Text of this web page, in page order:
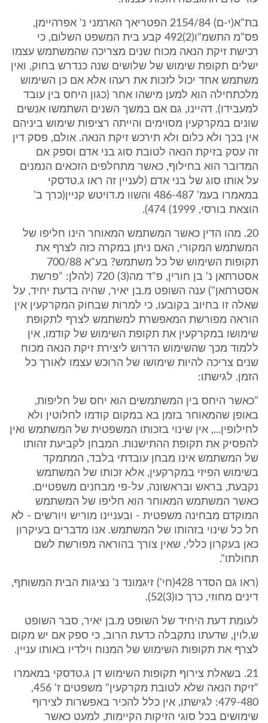
בת"א(י-ם) 2154/84 הפטריאך הארמני נ' אפרהיימן,
פס"מ התשמ"ו(2)492 קבע בית המשפט השלום, כי
רכישת זיקת הנאה מכוח שנים מצריכה שהמשתמש עצמו
ישלים תקופת שימוש של שלושים שנה כנדרש בחוק, ואין
משתמש אחד יכול לזכות את רעהו אלא אם כן השימוש
מלכתחילה הוא למען מישהו אחר (כגון היחס בין עובד
למעבידו). דהיינו, גם אם במשך השנים השתמשו אנשים
שונים במקרקעין מסוימים והייתה רציפות שימוש ביניהם
אין בכך ולא כלום ולא תירכש זיקת הנאה. אולם, פסק דין
זה עסק בזיקת הנאה לטובת סוג בני אדם וספק אם
המדובר הוא בחילוף, כאשר מתחלפים הזכאים הנמנים
על אותו סוג של בני אדם (לעניין זה ראו ג.טדסקי
במאמרו בעמ' 486-487 והשוו מ.דויטש קניין(כרך ב'
הוצאת בורסי, 1999) 474).
20. מהו הדין כאשר המשתמש המאוחר הינו חליפו של
המשתמש המקורי, האם ניתן במקרה כזה לצרף את
תקופות השימוש של כל משתמש? בע"א 700/88
אסטרחאן נ' בן חורין, פ"ד מה(3) 720 (להלן: "פרשת
אסטרחאן") ענה השופט מ.בן יאיר, שהיה בדעת יחיד, על
שאלה זו בחיוב בקובעו, כי למרות שבחוק המקרקעין אין
הוראה מפורשת המאפשרת למשתמש לצרף לתקופת
שימושו במקרקעין את תקופת השימוש של קודמו, אין
ללמוד מכך שהשימוש הדרוש ליצירת זיקת הנאה מכוח
שנים צריכה להיות שימושו של הרוכש עצמו לאורך כל
הזמן. לגישתו:
"כאשר היחס בין המשתמשים הוא יחס של חליפות,
באופן שהמאוחר בזמן בא במקום קודמו לחלוטין ולא
לחילופין..., אין שינוי בזכותו המשפטית של המשתמש ואין
להפסיק את תקופת ההתישנות. המבחן לקביעת זהותו
של המשתמש אינו מבחן עובדתי בלבד, המתמקד
בשימוש הפיזי במקרקעין, אלא זכותו של המשתמש
נקבעת, בראש ובראשונה, על-פי מבחנים משפטיים.
כאשר המשתמש המאוחר הוא חליפו של המשתמש
המוקדם מבחינה משפטית - ובעניינו מוריש ויורשים - לא
חל כל שינוי בזהותו של המשתמש. אנו מדברים בעיקרון
כאן בעקרון כללי, שאין צורך בהוראה מפורשת לשם
תחולתו".
(ראו גם הסדר 428(חי') זיגמונד נ' נציגות הבית המשותף,
דינים מחוזי, כרך כו(3)52).
לעומת דעת היחיד של השופט מ.בן יאיר, סבר השופט
ש.לוין, שדעתו נתקבלה כדעת הרוב, כי ספק אם יש מקום
לצרף את תקופות השימוש של המנוח וילדיו באותו עניין.
21. בשאלת צירוף תקופות השימוש דן ג.טדסקי במאמרו
"זיקת הנאה שלא לטובת מקרקעין" משפטים ז' 456,
479-480: לגישתו, אין כלל להכיר באפשרות לצירוף
שימושים בכל סוגי הזיקות הקיימות, למעט כאשר